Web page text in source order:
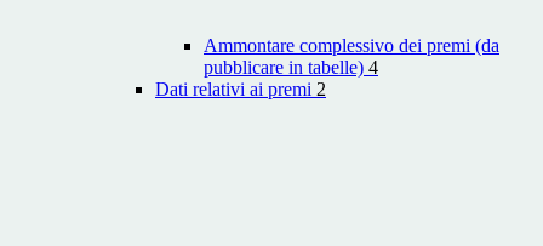
Ammontare complessivo dei premi (da
pubblicare in tabelle) 4
Dati relativi ai premi 2